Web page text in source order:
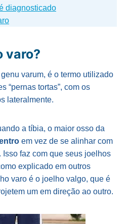
diagnosticado
varo?
varum, é o termo utilizado
“pernas tortas”, com os
lateralmente.
a tíbia, o maior osso da
em vez de se alinhar com
Isso faz com que seus joelhos
explicado em outros
varo é o joelho valgo, que é
um em direção ao outro.